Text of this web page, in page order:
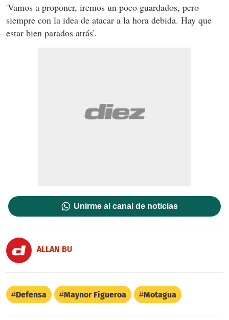
'Vamos a proponer, iremos un poco guardados, pero
siempre con la idea de atacar a la hora debida. Hay que
estar bien parados atrás'.
Unirme al canal de noticias
ALLAN BU
Defensa Maynor Figueroa Motagua